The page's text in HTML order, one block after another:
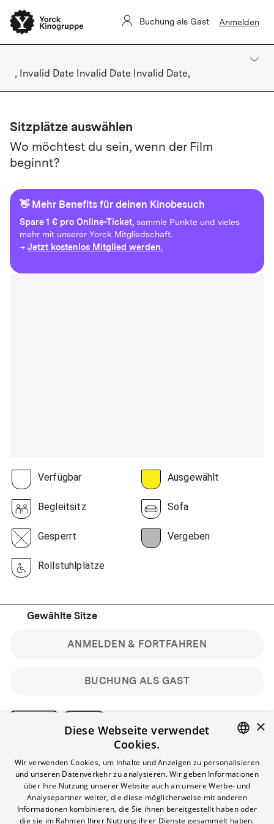
Buchung als Gast Anmelden
, Invalid Date Invalid Date Invalid Date,
Sitzplätze auswählen
Wo möchtest du sein, wenn der Film
beginnt?
👋 Mehr Benefits für deinen Kinobesuch
Spare1 € pro Online-Ticket, sammle Punkte und vieles
mehr mit unserer Yorck Mitgliedschaft.
→ Jetzt kostenlos Mitglied werden.
Verfügbar Ausgewählt
Begleitsitz Sofa
Gesperrt Vergeben
Rollstuhlplätze
Gewählte Sitze
BUCHUNG ALS GAST
ANMELDEN & FORTFAHREN
Bitte beachte: Gastbuchungen sind nicht stornierbar.
Registriere dich kostenlos für bis zu 90 min vor Filmbeginn
stornierbare Tickets für reguläre Vorstellungen.
Unlimited-Mitglied? Melde dich an, um deine Benefits
nutzen zu können.
ENGLISH
×
Diese Webseite verwendet
Cookies.
Wir verwenden Cookies, um Inhalte und Anzeigen zu personalisieren
und unseren Datenverkehr zu analysieren. Wir geben Informationen
über Ihre Nutzung unserer Website auch an unsere Werbe- und
Analysepartner weiter, die diese möglicherweise mit anderen
Informationen kombinieren, die Sie ihnen bereitgestellt haben oder
die sie im Rahmen Ihrer Nutzung ihrer Dienste gesammelt haben.